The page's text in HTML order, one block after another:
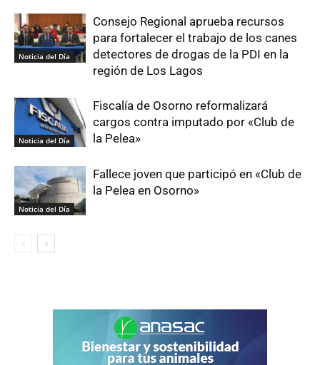
Noticia del Día
Consejo Regional aprueba recursos
para fortalecer el trabajo de los canes
detectores de drogas de la PDI en la
región de Los Lagos
Noticia del Día
Fiscalía de Osorno reformalizará
cargos contra imputado por «Club de
la Pelea»
Noticia del Día
Fallece joven que participó en «Club de
la Pelea en Osorno»